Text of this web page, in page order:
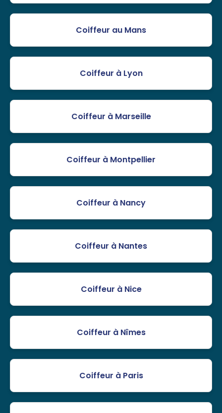
Coiffeur au Mans
Coiffeur à Lyon
Coiffeur à Marseille
Coiffeur à Montpellier
Coiffeur à Nancy
Coiffeur à Nantes
Coiffeur à Nice
Coiffeur à Nîmes
Coiffeur à Paris